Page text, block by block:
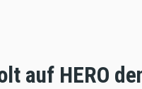
auf HERO